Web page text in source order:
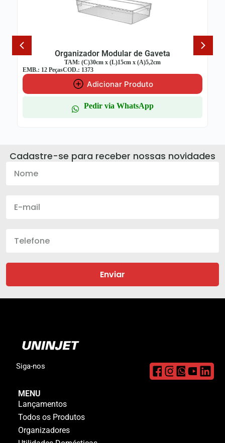
Organizador Modular de Gaveta
TAM: (C)30cm x (L)15cm x (A)5,2cm
EMB.: 12 PeçasCOD.: 1373
Adicionar Produto
Pedir via WhatsApp
Cadastre-se para receber nossas novidades
Enviar
Siga-nos
MENU
Lançamentos
Todos os Produtos
Organizadores